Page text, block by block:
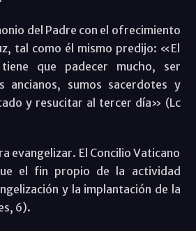
del Padre con el ofrecimiento
tal como él mismo predijo: «El
que padecer mucho, ser
ancianos, sumos sacerdotes y
y resucitar al tercer día» (Lc
evangelizar. El Concilio Vaticano
el fin propio de la actividad
y la implantación de la
6).